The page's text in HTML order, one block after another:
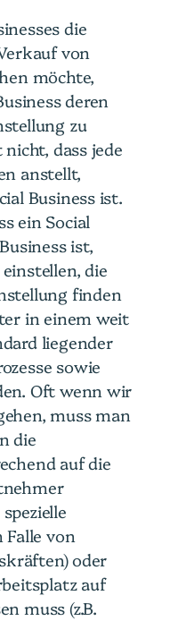
die
von
möchte,
deren
zu
dass jede
anstellt,
Business ist.
ein Social
ist,
die
finden
in einem weit
liegender
sowie
Oft wenn wir
muss man
die
auf die
von
oder
auf
muss (z.B.